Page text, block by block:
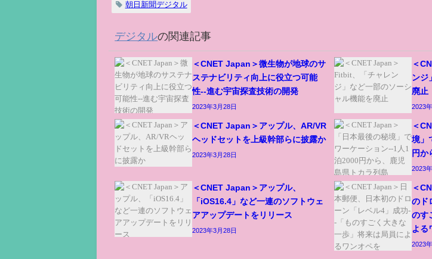
朝日新聞デジタル
デジタルの関連記事
＜CNET Japan＞微生物が地球のサ
ステナビリティ向上に役立つ可能
性--進む宇宙探査技術の開発
2023年3月28日
＜
ンジ
廃止
2023
＜CNET Japan＞アップル、AR/VR
ヘッドセットを上級幹部らに披露か
2023年3月28日
＜
境」
円か
2023
＜CNET Japan＞アップル、
「iOS16.4」など一連のソフトウェ
アアップデートをリリース
2023年3月28日
＜
のド
のす
よる
2023